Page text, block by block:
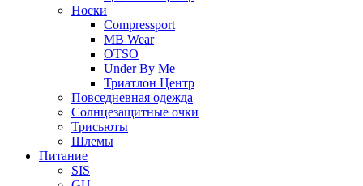
Носки
Compressport
MB Wear
OTSO
Under By Me
Триатлон Центр
Повседневная одежда
Солнцезащитные очки
Трисьюты
Шлемы
Питание
SIS